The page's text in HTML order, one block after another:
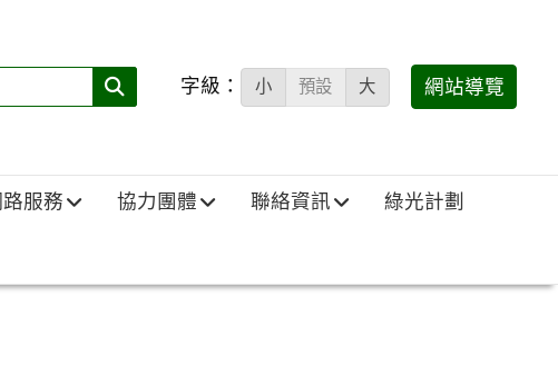
搜
填)：
字級： 小 預設 大 網站導覽
路服務 協力團體 聯絡資訊 綠光計劃